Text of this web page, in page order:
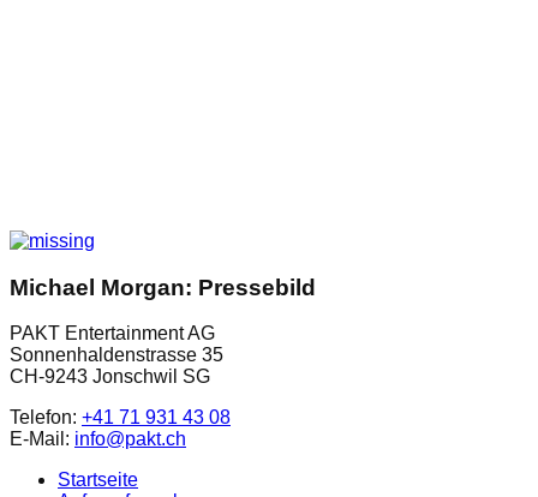
Michael Morgan: Pressebild
PAKT Entertainment AG
Sonnenhaldenstrasse 35
CH-9243 Jonschwil SG
Telefon: +41 71 931 43 08
E-Mail: info@pakt.ch
Startseite